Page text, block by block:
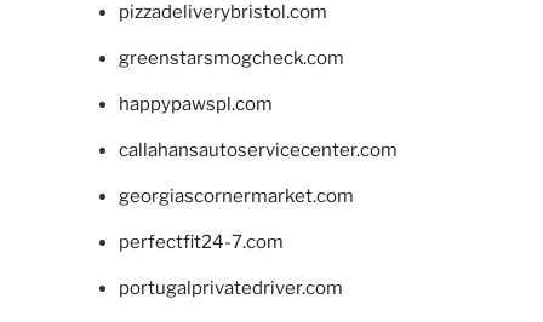
pizzadeliverybristol.com
greenstarsmogcheck.com
happypawspl.com
callahansautoservicecenter.com
georgiascornermarket.com
perfectfit24-7.com
portugalprivatedriver.com